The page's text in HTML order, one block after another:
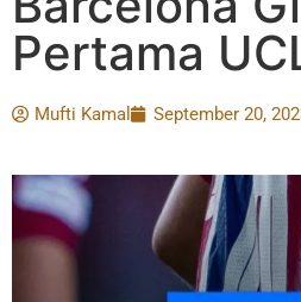
Pertama
Mufti Kamal September 20,